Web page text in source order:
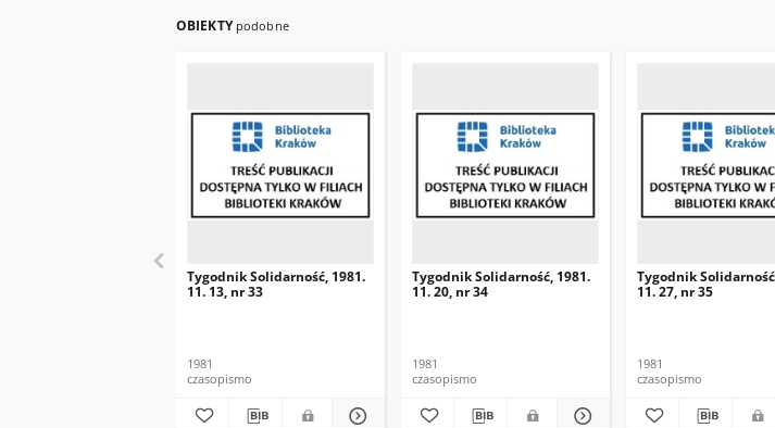
OBIEKTY podobne
Tygodnik Solidarność, 1981.
11. 13, nr 33
1981
czasopismo
Tygodnik Solidarność, 1981.
11. 20, nr 34
1981
czasopismo
Tygodnik
11. 27, nr 35
1981
czasopismo